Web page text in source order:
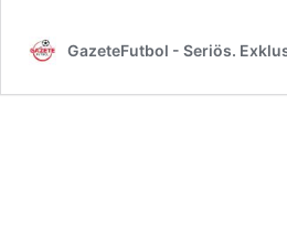
GazeteFutbol - Seriös.